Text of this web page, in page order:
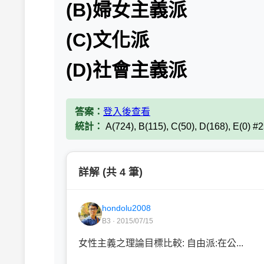
(B)婦女主義派
(C)文化派
(D)社會主義派
答案： 登入後查看
統計： A(724), B(115), C(50), D(168), E(0)
詳解 (共 4 筆)
hondolu2008
B3 · 2015/07/15
女性主義之理論目標比較: 自由派:在公...